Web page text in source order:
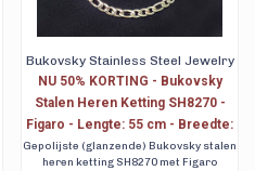
Bukovsky Stainless Steel Jewelry
NU 50% KORTING - Bukovsky
Stalen Heren Ketting SH8270 -
Figaro - Lengte: 55 cm - Breedte:
0,6 cm - Dikte: 0,1 cm
Gepolijste (glanzende) Bukovsky stalen
heren ketting SH8270 met Figaro